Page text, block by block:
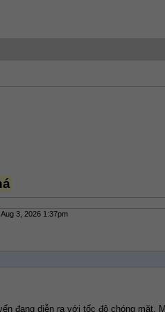
3, 2026 1:37pm
đang diễn ra với tốc độ chóng mặt.